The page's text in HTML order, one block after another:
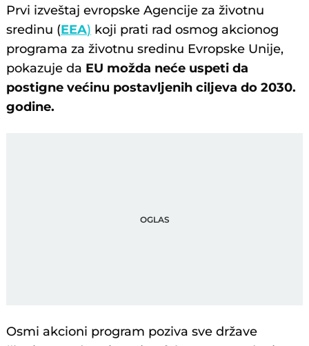
Prvi izveštaj evropske Agencije za životnu
sredinu (EEA) koji prati rad osmog akcionog
programa za životnu sredinu Evropske Unije,
pokazuje da EU možda neće uspeti da
postigne većinu postavljenih ciljeva do 2030.
godine.
Osmi akcioni program poziva sve države